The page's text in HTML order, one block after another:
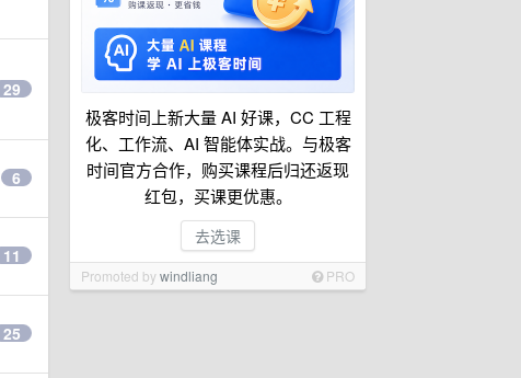
极客时间上新大量 AI 好课，CC 工程
化、工作流、AI 智能体实战。与极客
时间官方合作，购买课程后归还返现
红包，买课更优惠。
去选课
Promoted bywindliang PRO
29
6
11
25